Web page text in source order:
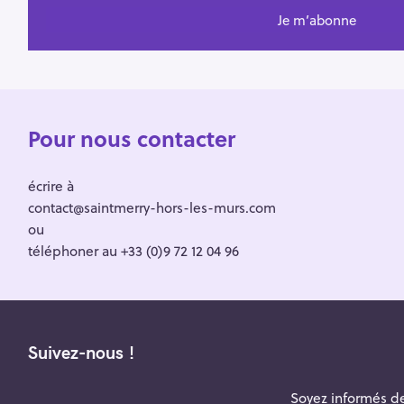
Pour nous contacter
écrire à
contact@saintmerry-hors-les-murs.com
ou
téléphoner au +33 (0)9 72 12 04 96
Suivez-nous !
Soyez informés